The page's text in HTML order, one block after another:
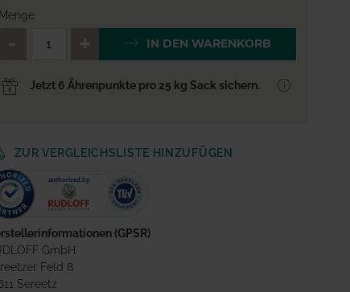
Menge
QTY_CONTROL_DECREASE
IN DEN WARENKORB
Jetzt 6 Ährenpunkte pro 25 kg Sack sichern.
ZUR VERGLEICHSLISTE HINZUFÜGEN
(GPSR)
GmbH
Feld 8
Sereetz